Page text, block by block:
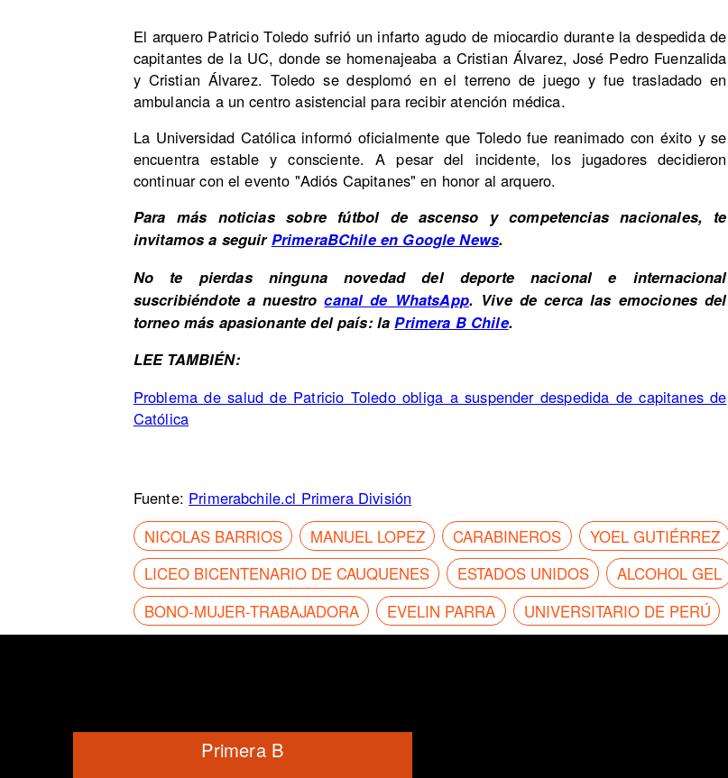
El arquero Patricio Toledo sufrió un infarto agudo de miocardio durante la despedida de
capitantes de la UC, donde se homenajeaba a Cristian Álvarez, José Pedro Fuenzalida
y Cristian Álvarez. Toledo se desplomó en el terreno de juego y fue trasladado en
ambulancia a un centro asistencial para recibir atención médica.
La Universidad Católica informó oficialmente que Toledo fue reanimado con éxito y se
encuentra estable y consciente. A pesar del incidente, los jugadores decidieron
continuar con el evento "Adiós Capitanes" en honor al arquero.
Para más noticias sobre fútbol de ascenso y competencias nacionales, te
invitamos a seguirPrimeraBChile en Google News.
No te pierdas ninguna novedad del deporte nacional e internacional
suscribiéndote a nuestrocanal de WhatsApp. Vive de cerca las emociones del
torneo más apasionante del país: laPrimera B Chile.
LEE TAMBIÉN:
Problema de salud de Patricio Toledo obliga a suspender despedida de capitanes de
Católica
Fuente: Primerabchile.cl Primera División
NICOLAS BARRIOS
MANUEL LOPEZ CARABINEROS
YOEL GUTIÉRREZ
LICEO BICENTENARIO DE CAUQUENES
ESTADOS UNIDOS
ALCOHOL GEL
BONO-MUJER-TRABAJADORA
EVELIN PARRA UNIVERSITARIO DE PERÚ
Primera B